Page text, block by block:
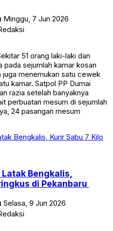
Minggu, 7 Jun 2026
51 orang laki-laki dan
pada sejumlah kamar kosan
juga menemukan satu cewek
kamar. Satpol PP Dumai
razia setelah banyaknya
perbuatan mesum di sejumlah
24 pasangan mesum
Bengkalis,
di Pekanbaru
Selasa, 9 Jun 2026